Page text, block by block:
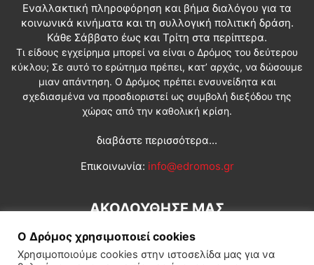
Εναλλακτική πληροφόρηση και βήμα διαλόγου για τα
κοινωνικά κινήματα και τη συλλογική πολιτική δράση.
Κάθε Σάββατο έως και Τρίτη στα περίπτερα.
Τι είδους εγχείρημα μπορεί να είναι ο Δρόμος του δεύτερου
κύκλου; Σε αυτό το ερώτημα πρέπει, κατ’ αρχάς, να δώσουμε
μιαν απάντηση. Ο Δρόμος πρέπει ενσυνείδητα και
σχεδιασμένα να προσδιοριστεί ως συμβολή διεξόδου της
χώρας από την καθολική κρίση.
διαβάστε περισσότερα...
Επικοινωνία: info@edromos.gr
ΑΚΟΛΟΥΘΗΣΕ ΜΑΣ
Ο Δρόμος χρησιμοποιεί cookies
Χρησιμοποιούμε cookies στην ιστοσελίδα μας για να